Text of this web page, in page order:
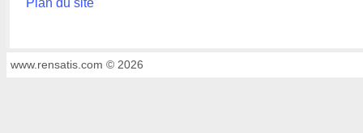
Plan du site
www.rensatis.com © 2026